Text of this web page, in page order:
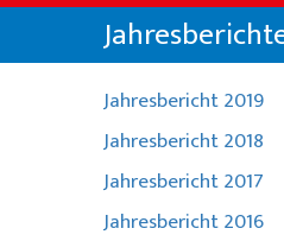
Offerte speciali
Eventi per gruppi
Noleggio sci da Willy
Abbonamenti sci
Noleggio sci da Colani
Abbonamenti sci a La
La Punt
Sulla scuola di sci
Squadra
Team demo
Partner e sponsor
Jahresbericht 2019
Jahresbericht 2018
Jahresbericht 2017
Jahresbericht 2016